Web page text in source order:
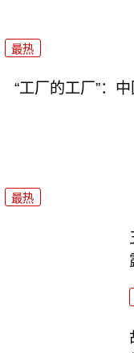
最热
“工厂的工厂”：
最热